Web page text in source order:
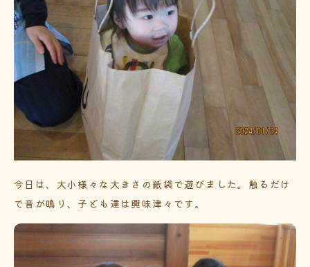
今日は、大小様々な大きさの紙袋で遊びました。触るだけ
で音が鳴り、子ども達は興味津々です。